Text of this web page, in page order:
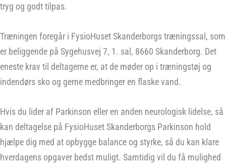
tryg og godt tilpas.
Træningen foregår i FysioHuset Skanderborgs træningssal, som
er beliggende på Sygehusvej 7, 1. sal, 8660 Skanderborg. Det
eneste krav til deltagerne er, at de møder op i træningstøj og
indendørs sko og gerne medbringer en flaske vand.
Hvis du lider af Parkinson eller en anden neurologisk lidelse, så
kan deltagelse på FysioHuset Skanderborgs Parkinson hold
hjælpe dig med at opbygge balance og styrke, så du kan klare
hverdagens opgaver bedst muligt. Samtidig vil du få mulighed